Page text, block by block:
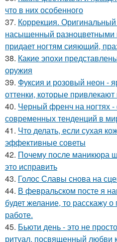
что в них особенного
37. Коррекция.
насыщенный разноцветными
придает ногтям сияющий,
38. Какие эпохи
оружия
39. Фуксия и розовый неон -
оттенки, которые
40. Черный френч на ногтях
современных тенденций в
41. Что делать, если сухая
эффективные советы
42. Почему после маникюра
это исправить
43. Голос Славы снова на
44. В февральском посте я
будет желание, то расскажу
работе.
45. Бьюти день - это не
ритуал, посвященный любви